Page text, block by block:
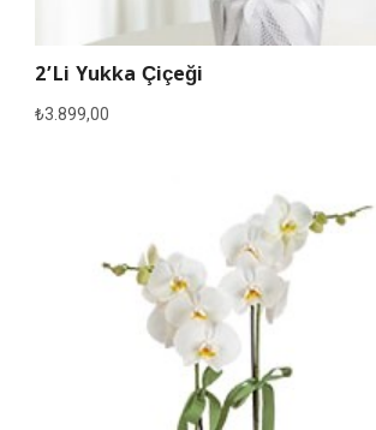
2’li Yukka Çiçeği
₺3.899,00